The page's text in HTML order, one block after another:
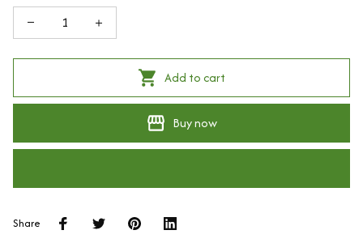
Add to cart
Buy now
Share